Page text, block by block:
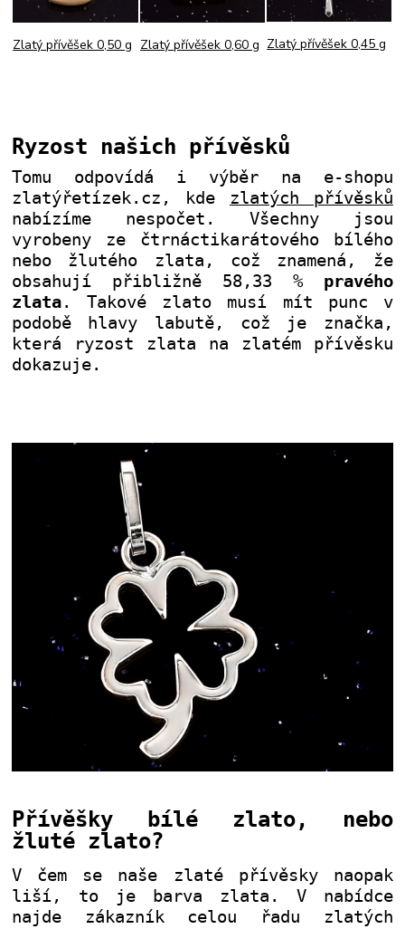
Zlatý přívěšek 0,50 g Zlatý přívěšek 0,60 g Zlatý přívěšek 0,45 g
Ryzost našich přívěsků
Tomu odpovídá i výběr na e-shopu
zlatýřetízek.cz, kde zlatých přívěsků
nabízíme nespočet. Všechny jsou
vyrobeny ze čtrnáctikarátového bílého
nebo žlutého zlata, což znamená, že
obsahují přibližně 58,33 % pravého
zlata. Takové zlato musí mít punc v
podobě hlavy labutě, což je značka,
která ryzost zlata na zlatém přívěsku
dokazuje.
Přívěšky bílé zlato, nebo
žluté zlato?
V čem se naše zlaté přívěsky naopak
liší, to je barva zlata. V nabídce
najde zákazník celou řadu zlatých